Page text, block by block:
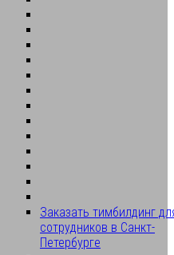
Заказать тимбилдинг
сотрудников в Санкт-
Петербурге